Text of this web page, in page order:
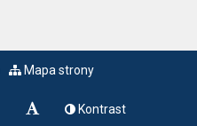
Mapa strony
Kontrast